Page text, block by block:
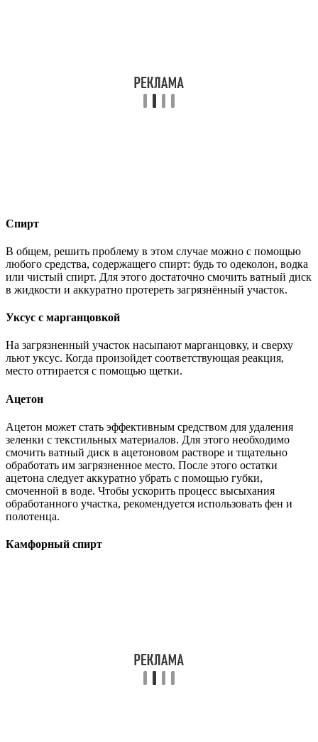
Спирт
В общем, решить проблему в этом случае можно с помощью
любого средства, содержащего спирт: будь то одеколон, водка
или чистый спирт. Для этого достаточно смочить ватный диск
в жидкости и аккуратно протереть загрязнённый участок.
Уксус с марганцовкой
На загрязненный участок насыпают марганцовку, и сверху
льют уксус. Когда произойдет соответствующая реакция,
место оттирается с помощью щетки.
Ацетон
Ацетон может стать эффективным средством для удаления
зеленки с текстильных материалов. Для этого необходимо
смочить ватный диск в ацетоновом растворе и тщательно
обработать им загрязненное место. После этого остатки
ацетона следует аккуратно убрать с помощью губки,
смоченной в воде. Чтобы ускорить процесс высыхания
обработанного участка, рекомендуется использовать фен и
полотенца.
Камфорный спирт